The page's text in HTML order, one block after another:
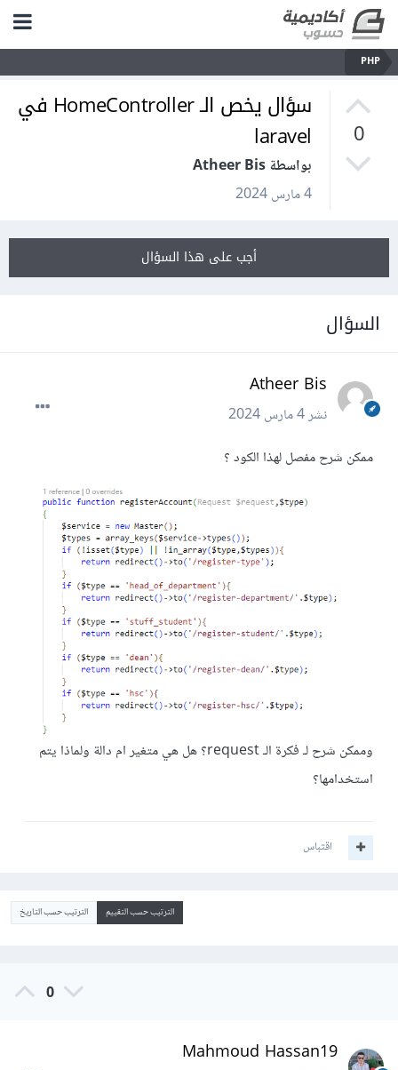
PHP
0
سؤال يخص الـ HomeController في
laravel
بواسطة Atheer Bis
4 مارس 2024
أجب على هذا السؤال
السؤال
Atheer Bis
نشر4 مارس 2024
ممكن شرح مفصل لهذا الكود ؟
وممكن شرح لـ فكرة الـ request؟ هل هي متغير ام دالة ولماذا يتم
استخدامها؟
اقتباس
الترتيب حسب التقييم الترتيب حسب التاريخ
0
Mahmoud Hassan19